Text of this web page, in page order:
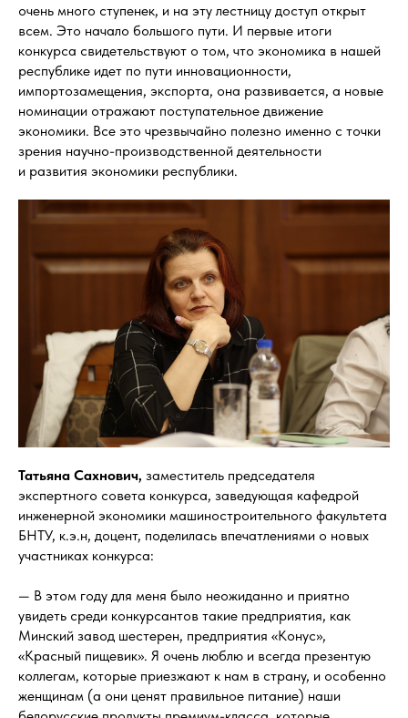
очень много ступенек, и на эту лестницу доступ открыт
всем. Это начало большого пути. И первые итоги
конкурса свидетельствуют о том, что экономика в нашей
республике идет по пути инновационности,
импортозамещения, экспорта, она развивается, а новые
номинации отражают поступательное движение
экономики. Все это чрезвычайно полезно именно с точки
зрения научно-производственной деятельности
и развития экономики республики.
Татьяна Сахнович, заместитель председателя
экспертного совета конкурса, заведующая кафедрой
инженерной экономики машиностроительного факультета
БНТУ, к.э.н, доцент, поделилась впечатлениями о новых
участниках конкурса:
— В этом году для меня было неожиданно и приятно
увидеть среди конкурсантов такие предприятия, как
Минский завод шестерен, предприятия «Конус»,
«Красный пищевик». Я очень люблю и всегда презентую
коллегам, которые приезжают к нам в страну, и особенно
женщинам (а они ценят правильное питание) наши